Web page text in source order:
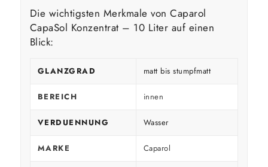
Die wichtigsten Merkmale von Caparol
CapaSol Konzentrat – 10 Liter auf einen
Blick:
GLANZGRAD matt bis stumpfmatt
BEREICH innen
VERDUENNUNG Wasser
MARKE Caparol